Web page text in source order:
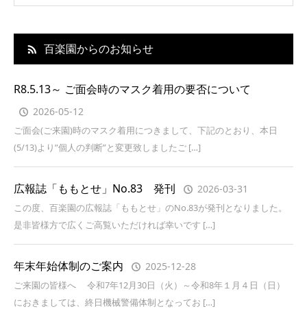
百楽園からのお知らせ
R8.5.13～ ご面会時のマスク着用の要否について
2026-05-12
ご面会(ご来園)時のマスク着用につきまして、下記のとおり、本日
(5/13)より”個人の判断”と変更致しましたご […]
広報誌「ももとせ」No.83 発刊 2026-03-31
この度、百楽園の広報誌「ももとせ」のNo.83が発刊となりました。
是非皆様方で広くご高覧いただければ幸いです […]
年末年始体制のご案内 2025-12-28
ご来園の皆様へ 令和7年12月30日（火）～令和8年１月４日（日）
におきましては、終日機械警備体制となってお […]